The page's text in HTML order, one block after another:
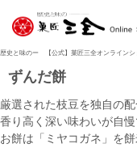
歴史と味のー 【公式】菓匠三全オンラインシ
ずんだ餅
厳選された枝豆を独自の配
香り高く深い味わいが自慢
お餅は「ミヤコガネ」を